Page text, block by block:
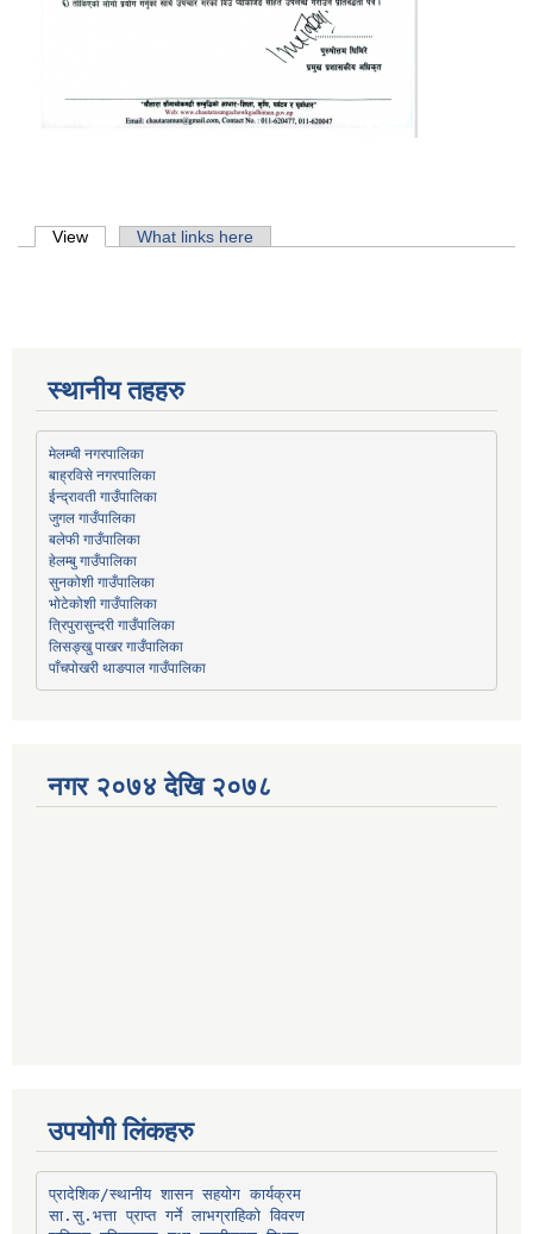
Primary tabs
View (active tab)What links here
स्थानीय तहहरु
मेलम्ची नगरपालिका
बाह्रविसे नगरपालिका
ईन्द्रावती गाउँपालिका
जुगल गाउँपालिका
बलेफी गाउँपालिका
हेलम्बु गाउँपालिका
सुनकोशी गाउँपालिका
भोटेकोशी गाउँपालिका
त्रिपुरासुन्दरी गाउँपालिका
लिसङ्खु पाखर गाउँपालिका
पाँचपोखरी थाङपाल गाउँपालिका
नगर २०७४ देखि २०७८
उपयोगी लिंकहरु
प्रादेशिक/स्थानीय शासन सहयोग कार्यक्रम
सा.सु.भत्ता प्राप्त गर्ने लाभग्राहिको विवरण